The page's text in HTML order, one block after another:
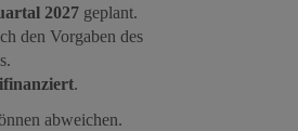
2027 geplant.
den Vorgaben des
.
abweichen.